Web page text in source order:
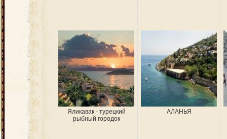
Яликавак - турецкий
рыбный городок
АЛАНЬЯ